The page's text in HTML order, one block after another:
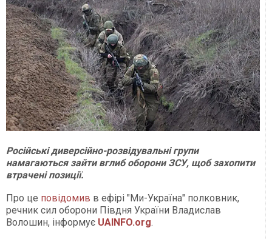
Російські диверсійно-розвідувальні групи
намагаються зайти вглиб оборони ЗСУ, щоб захопити
втрачені позиції.
Про це повідомив в ефірі "Ми-Україна" полковник,
речник сил оборони Півдня України Владислав
Волошин, інформує UAINFO.org.